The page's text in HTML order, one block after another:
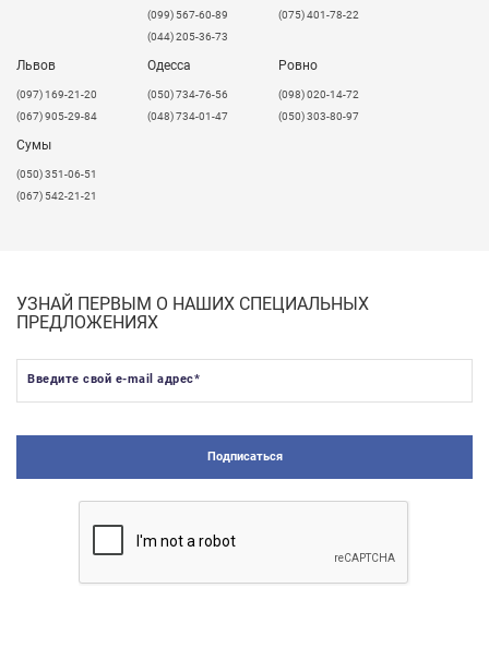
(099) 567-60-89
(044) 205-36-73
(075) 401-78-22
Львов
​(097) 169-21-20
(067) 905-29-84
Одесса
(050) 734-76-56
(048) 734-01-47
Ровно
(098) 020-14-72
(050) 303-80-97
Сумы
(050) 351-06-51
(067) 542-21-21
УЗНАЙ ПЕРВЫМ О НАШИХ СПЕЦИАЛЬНЫХ
ПРЕДЛОЖЕНИЯХ
Введите свой e-mail адрес*
Подписаться